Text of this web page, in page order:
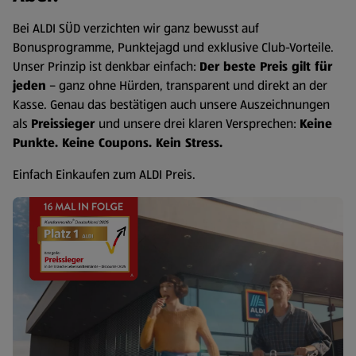
Bei ALDI SÜD verzichten wir ganz bewusst auf
Bonusprogramme, Punktejagd und exklusive Club-Vorteile.
Unser Prinzip ist denkbar einfach: Der beste Preis gilt für
jeden – ganz ohne Hürden, transparent und direkt an der
Kasse. Genau das bestätigen auch unsere Auszeichnungen
als Preissieger und unsere drei klaren Versprechen: Keine
Punkte. Keine Coupons. Kein Stress.
Einfach Einkaufen zum ALDI Preis.